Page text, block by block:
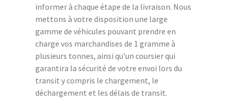
informer à chaque étape de la livraison. Nous
mettons à votre disposition une large
gamme de véhicules pouvant prendre en
charge vos marchandises de 1 gramme à
plusieurs tonnes, ainsi qu'un coursier qui
garantira la sécurité de votre envoi lors du
transit y compris le chargement, le
déchargement et les délais de transit.